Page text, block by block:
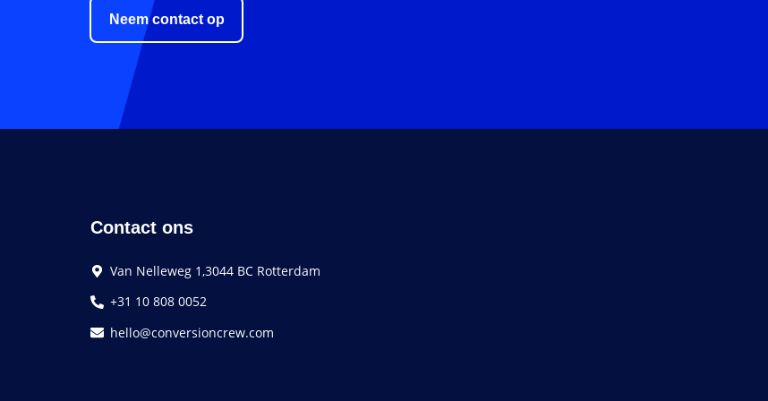
Neem contact op
Contact ons
Van Nelleweg 1,3044 BC Rotterdam
+31 10 808 0052
hello@conversioncrew.com